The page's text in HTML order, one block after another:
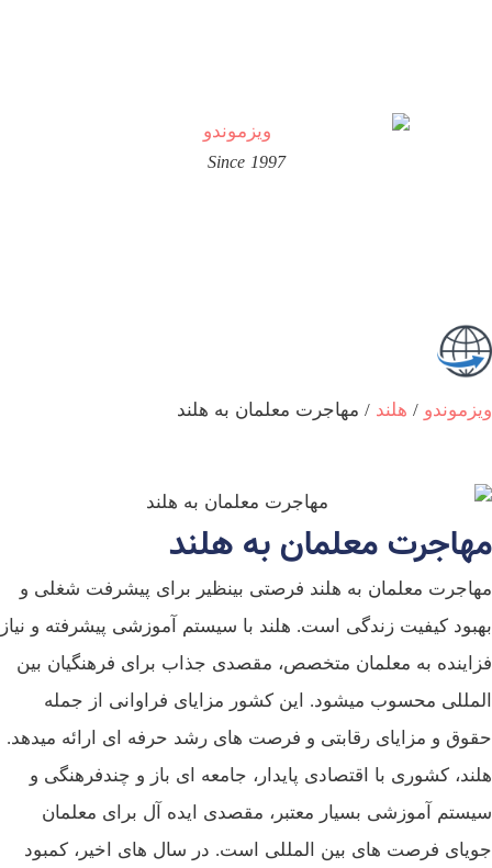
Since 1997
/ هلند/ مهاجرت معلمان به هلند
معلمان به هلند
معلمان به هلند فرصتی بینظیر برای پیشرفت شغلی و
کیفیت زندگی است. هلند با سیستم آموزشی پیشرفته و نیاز
به معلمان متخصص، مقصدی جذاب برای فرهنگیان بین‌
محسوب میشود. این کشور مزایای فراوانی از جمله
و مزایای رقابتی و فرصت‌ های رشد حرفه‌ ای ارائه میدهد.
کشوری با اقتصادی پایدار، جامعه‌ ای باز و چندفرهنگی و
آموزشی بسیار معتبر، مقصدی ایده‌ آل برای معلمان
فرصت‌ های بین‌ المللی است. در سال‌ های اخیر، کمبود